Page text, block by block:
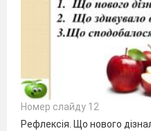
Номер слайду 12
Рефлексія. Що нового